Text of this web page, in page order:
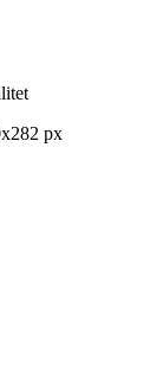
px